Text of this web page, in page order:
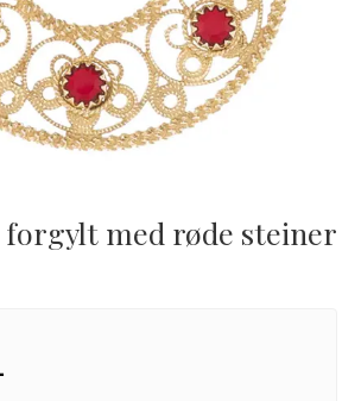
forgylt med røde steiner